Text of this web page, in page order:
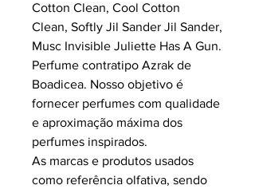
Cotton Clean, Cool Cotton
Clean, Softly Jil Sander Jil Sander,
Musc Invisible Juliette Has A Gun.
Perfume contratipo Azrak de
Boadicea. Nosso objetivo é
fornecer perfumes com qualidade
e aproximação máxima dos
perfumes inspirados.
As marcas e produtos usados
como referência olfativa, sendo